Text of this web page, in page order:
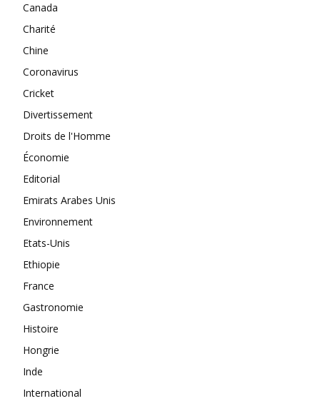
Canada
Charité
Chine
Coronavirus
Cricket
Divertissement
Droits de l'Homme
Économie
Editorial
Emirats Arabes Unis
Environnement
Etats-Unis
Ethiopie
France
Gastronomie
Histoire
Hongrie
Inde
International